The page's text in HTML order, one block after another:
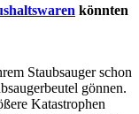
könnten
Staubsauger schon
gönnen.
Katastrophen